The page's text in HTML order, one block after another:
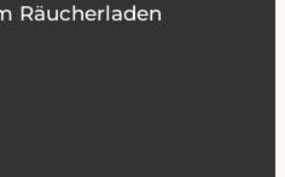
Räucherladen